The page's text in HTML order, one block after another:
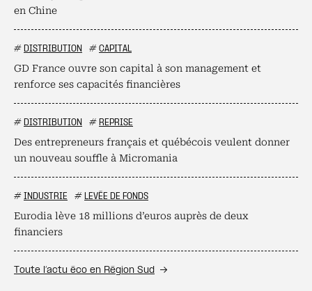
en Chine
# DISTRIBUTION # CAPITAL
GD France ouvre son capital à son management et
renforce ses capacités financières
# DISTRIBUTION # REPRISE
Des entrepreneurs français et québécois veulent donner
un nouveau souffle à Micromania
# INDUSTRIE # LEVÉE DE FONDS
Eurodia lève 18 millions d’euros auprès de deux
financiers
Toute l’actu éco en Région Sud